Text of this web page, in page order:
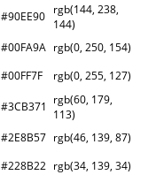
#90EE90 rgb(144, 238,
144)
#00FA9A rgb(0, 250, 154)
#00FF7F rgb(0, 255, 127)
#3CB371 rgb(60, 179,
113)
#2E8B57 rgb(46, 139, 87)
#228B22 rgb(34, 139, 34)